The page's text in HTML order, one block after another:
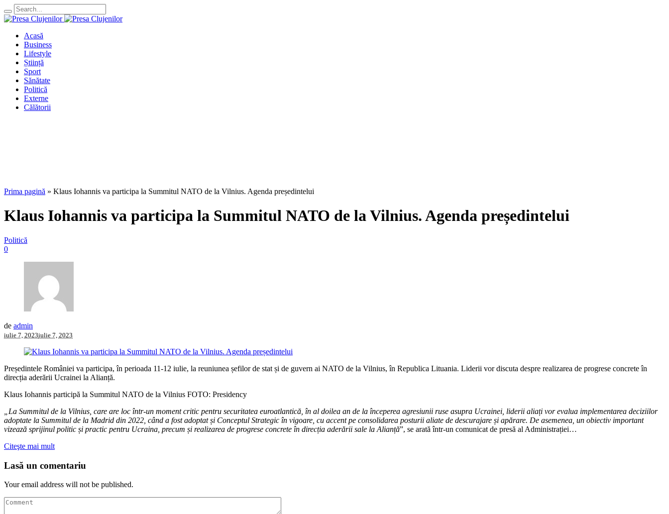
Acasă
Business
Lifestyle
Știință
Sport
Sănătate
Politică
Externe
Călătorii
Prima pagină » Klaus Iohannis va participa la Summitul NATO de la Vilnius. Agenda președintelui
Klaus Iohannis va participa la Summitul NATO de la Vilnius. Agenda președintelui
Politică
0
de admin
iulie 7, 2023iulie 7, 2023
Președintele României va participa, în perioada 11-12 iulie, la reuniunea șefilor de stat și de guvern ai NATO de la Vilnius, în Republica Lituania. Liderii vor discuta despre realizarea de progrese concrete în
direcția aderării Ucrainei la Alianță.
Klaus Iohannis participă la Summitul NATO de la Vilnius FOTO: Presidency
„La Summitul de la Vilnius, care are loc într-un moment critic pentru securitatea euroatlantică, în al doilea an de la începerea agresiunii ruse asupra Ucrainei, liderii aliați vor evalua implementarea deciziilor
adoptate la Summitul de la Madrid din 2022, când a fost adoptat și Conceptul Strategic în vigoare, cu accent pe consolidarea posturii aliate de descurajare și apărare. De asemenea, un obiectiv important
vizează sprijinul politic și practic pentru Ucraina, precum și realizarea de progrese concrete în direcția aderării sale la Alianță”, se arată într-un comunicat de presă al Administrației…
Citeşte mai mult
Lasă un comentariu
Your email address will not be published.